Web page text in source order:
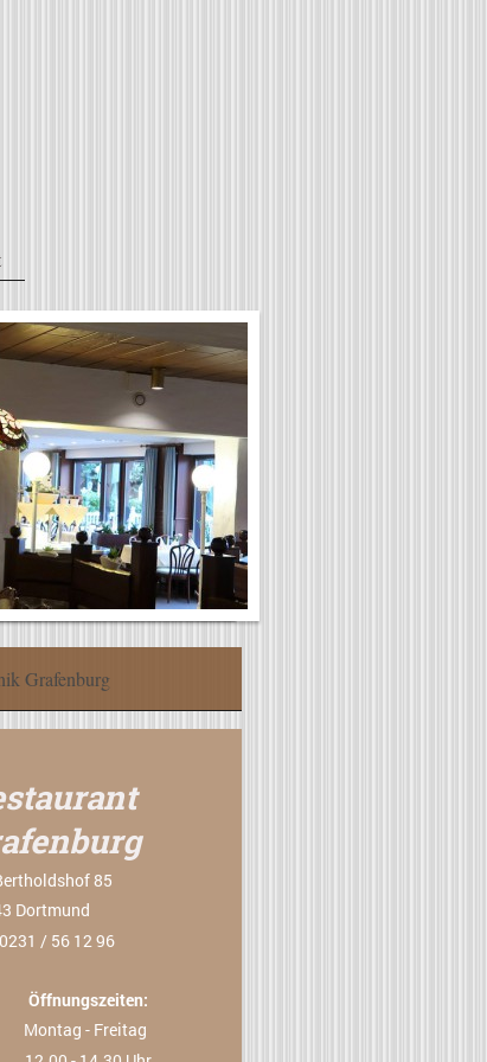
Grafenburg
85
Dortmund
/ 56 12 96
Öffnungszeiten:
Montag - Freitag